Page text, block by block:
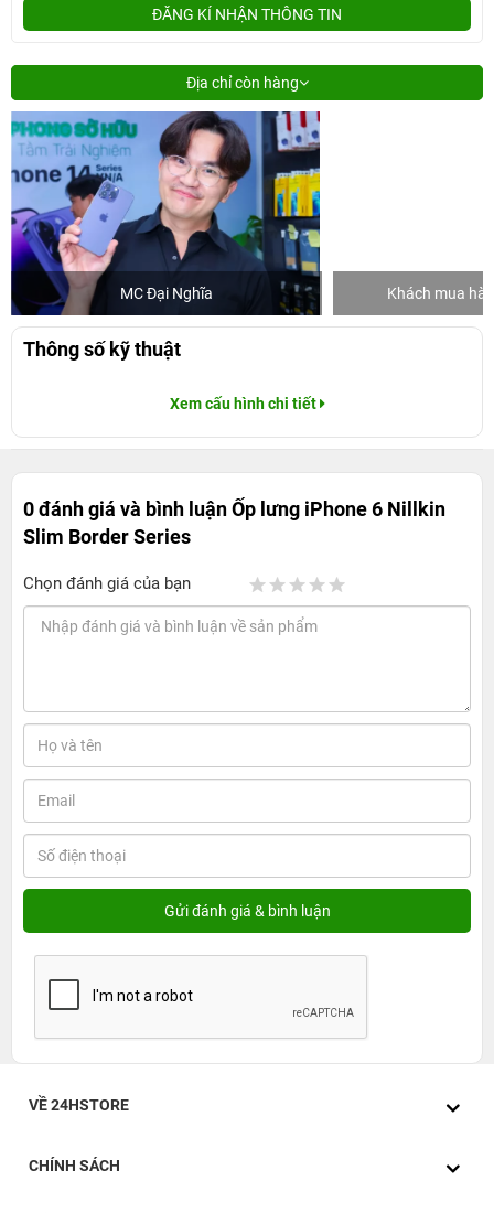
ĐĂNG KÍ NHẬN THÔNG TIN
Địa chỉ còn hàng
MC Đại Nghĩa Khách mua
Thông số kỹ thuật
Xem cấu hình chi tiết
0 đánh giá và bình luậnỐp lưng iPhone 6 Nillkin
Slim Border Series
Chọn đánh giá của bạn
VỀ 24HSTORE
CHÍNH SÁCH